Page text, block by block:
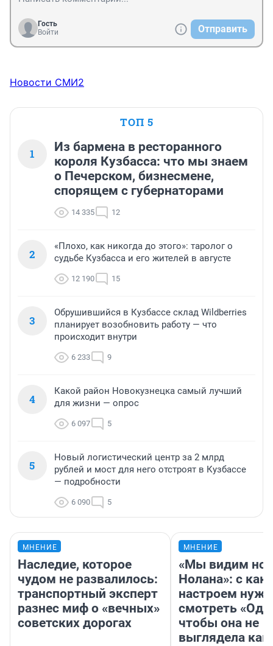
Гость
Войти
Отправить
Новости СМИ2
ТОП 5
1
Из бармена в ресторанного
короля Кузбасса: что мы знаем
о Печерском, бизнесмене,
спорящем с губернаторами
14 335 12
2
«Плохо, как никогда до этого»: таролог о
судьбе Кузбасса и его жителей в августе
12 190 15
3
Обрушившийся в Кузбассе склад Wildberries
планирует возобновить работу — что
происходит внутри
6 233 9
4
Какой район Новокузнецка самый лучший
для жизни — опрос
6 097 5
5
Новый логистический центр за 2 млрд
рублей и мост для него отстроят в Кузбассе
— подробности
6 090 5
МНЕНИЕ
Наследие, которое
чудом не развалилось:
транспортный эксперт
разнес миф о «вечных»
советских дорогах
МНЕНИЕ
«Мы видим
Нолана»: с
настроем
смотреть
чтобы она не
выглядела как